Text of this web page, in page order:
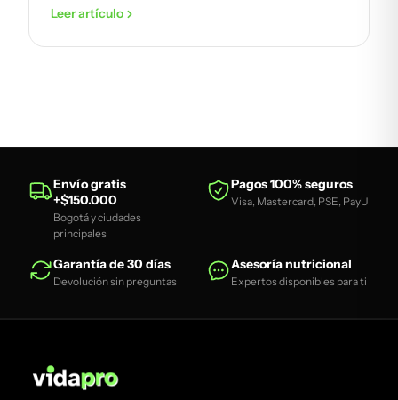
Leer artículo
Envío gratis
+$150.000
Bogotá y ciudades
principales
Pagos 100% seguros
Visa, Mastercard, PSE, PayU
Garantía de 30 días
Devolución sin preguntas
Asesoría nutricional
Expertos disponibles para ti